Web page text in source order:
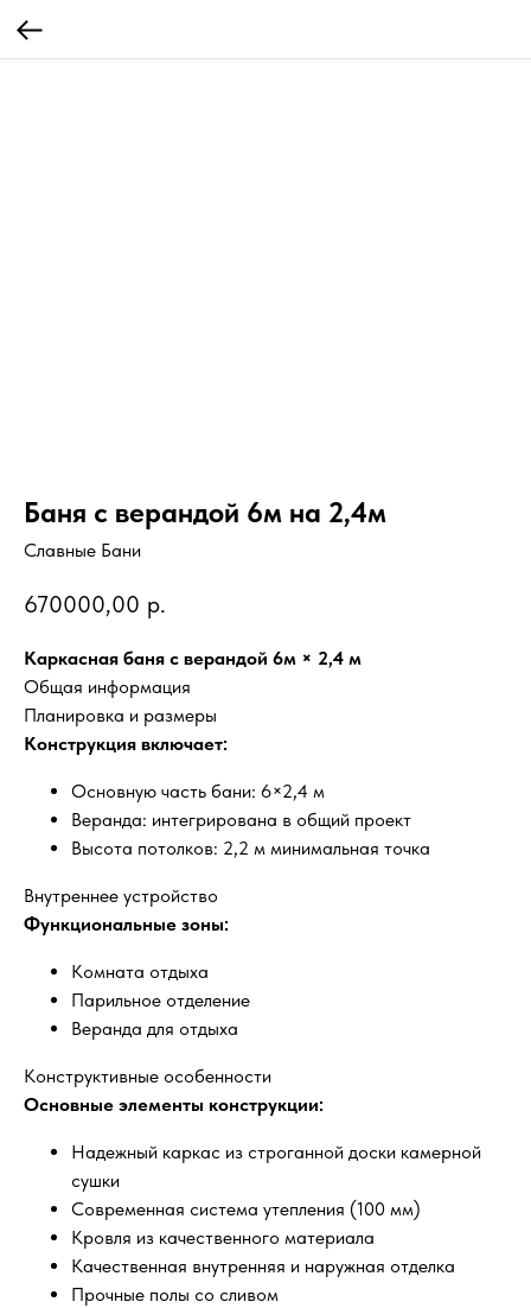
Баня с верандой 6м на 2,4м
Славные Бани
670000,00 р.
Каркасная баня с верандой 6м × 2,4 м
Общая информация
Планировка и размеры
Конструкция включает:
Основную часть бани: 6×2,4 м
Веранда: интегрирована в общий проект
Высота потолков: 2,2 м минимальная точка
Внутреннее устройство
Функциональные зоны:
Комната отдыха
Парильное отделение
Веранда для отдыха
Конструктивные особенности
Основные элементы конструкции:
Надежный каркас из строганной доски камерной
сушки
Современная система утепления (100 мм)
Кровля из качественного материала
Качественная внутренняя и наружная отделка
Прочные полы со сливом